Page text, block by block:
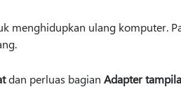
menghidupkan ulang komputer.
dan perluas bagian Adapter